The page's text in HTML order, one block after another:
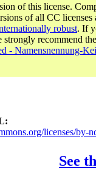
of this license.
of all CC licenses
robust. If
strongly recommend
- Namensnennung-
licenses/by-
See